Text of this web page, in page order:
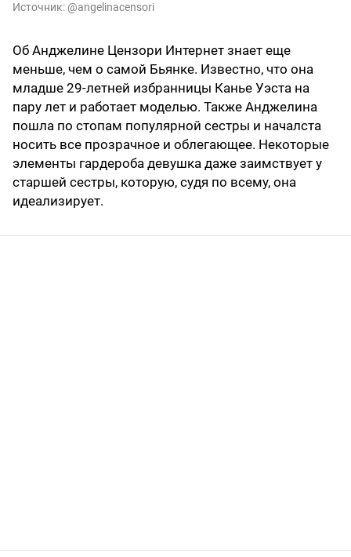
Источник: @angelinacensori
Об Анджелине Цензори Интернет знает еще
меньше, чем о самой Бьянке. Известно, что она
младше 29-летней избранницы Канье Уэста на
пару лет и работает моделью. Также Анджелина
пошла по стопам популярной сестры и началста
носить все прозрачное и облегающее. Некоторые
элементы гардероба девушка даже заимствует у
старшей сестры, которую, судя по всему, она
идеализирует.